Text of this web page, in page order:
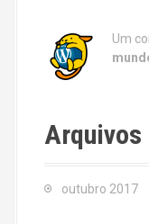
Um
Arquivos
outubro 2017